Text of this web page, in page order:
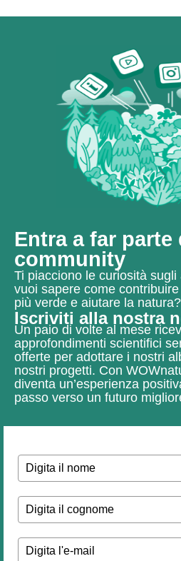
Entra a far
community
Ti piacciono le curiosità
vuoi sapere come
più verde e aiutare la natura?
Iscriviti alla nostra
Un paio di volte al mese
approfondimenti scientifici
offerte per adottare i nostri
nostri progetti. Con
diventa un’esperienza
passo verso un futuro